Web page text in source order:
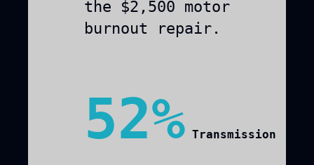
the $2,500 motor
burnout repair.
52% Transmission